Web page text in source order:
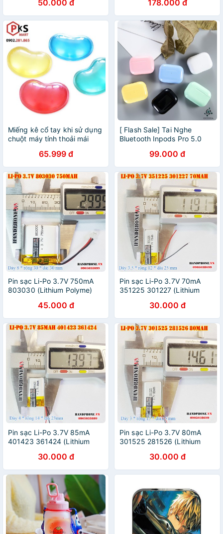
230*210*20mm
50.000 đ
Chanel (6 kênh) (6CH) sóng
maybayrc
178.000 đ
Miếng kê cổ tay khi sử dụng
chuột máy tính thoải mái
PKSMART - PHỤ KIỆN SỐ
9999
65.999 đ
[ Flash Sale] Tai Nghe
Bluetooth Inpods Pro 5.0
Tự Động Kết Nối- Bảo Hành
12 Tháng
99.000 đ
Pin sạc Li-Po 3.7V 750mA
803030 (Lithium Polyme)
Smartwatch, máy ghi
âm,khoá vân tay,định vị GPS
45.000 đ
Pin sạc Li-Po 3.7V 70mA
351225 301227 (Lithium
bluetooth, máy ghi âm, khoá
vân tay, định vị GPS
30.000 đ
Pin sạc Li-Po 3.7V 85mA
401423 361424 (Lithium
bluetooth, máy ghi âm, khoá
vân tay, định vị GPS
30.000 đ
Pin sạc Li-Po 3.7V 80mA
301525 281526 (Lithium
bluetooth, máy ghi âm, khoá
vân tay, định vị GPS
30.000 đ